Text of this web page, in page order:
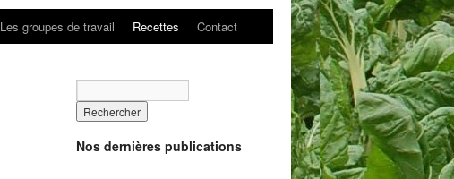
Les groupes de travail Recettes Contact
Nos dernières publications